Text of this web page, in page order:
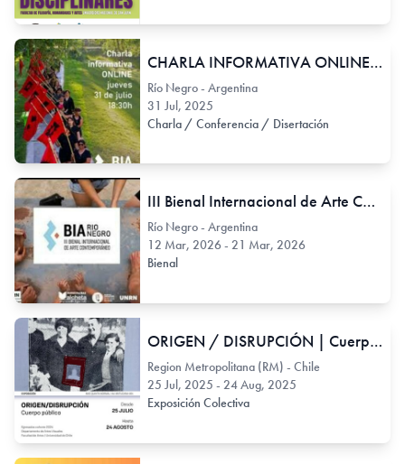
CHARLA INFORMATIVA ONLINE: III Bienal Internacional de Arte Contemporáneo de Río Negro
Río Negro - Argentina
31 Jul, 2025
Charla / Conferencia / Disertación
III Bienal Internacional de Arte Contemporáneo de Rio Negro
Río Negro - Argentina
12 Mar, 2026 - 21 Mar, 2026
Bienal
ORIGEN / DISRUPCIÓN | Cuerpo Público
Region Metropolitana (RM) - Chile
25 Jul, 2025 - 24 Aug, 2025
Exposición Colectiva